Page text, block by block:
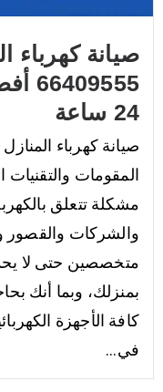
صيانة كهرباء
24 ساعة
صيانة كهرباء
المقومات
مشكلة تتعلق
والشركات والقصور
متخصصين حتى لا
بمنزلك، وبما أنك
كافة الأجهزة
في...